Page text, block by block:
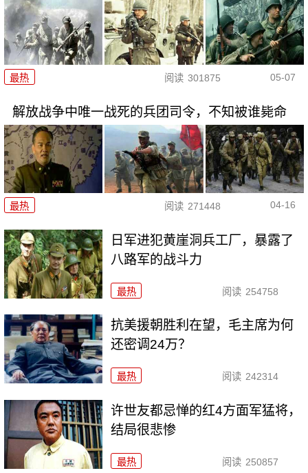
最热 阅读 301875 05-07
解放战争中唯一战死的兵团司令，不知被谁毙命
最热 阅读 271448 04-16
日军进犯黄崖洞兵工厂，暴露了
八路军的战斗力
最热 阅读 254758
抗美援朝胜利在望，毛主席为何
还密调24万？
最热 阅读 242314
许世友都忌惮的红4方面军猛将，
结局很悲惨
最热 阅读 250857